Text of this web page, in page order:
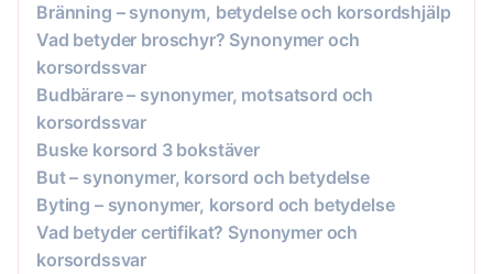
Bränning – synonym, betydelse och korsordshjälp
Vad betyder broschyr? Synonymer och
korsordssvar
Budbärare – synonymer, motsatsord och
korsordssvar
Buske korsord 3 bokstäver
But – synonymer, korsord och betydelse
Byting – synonymer, korsord och betydelse
Vad betyder certifikat? Synonymer och
korsordssvar